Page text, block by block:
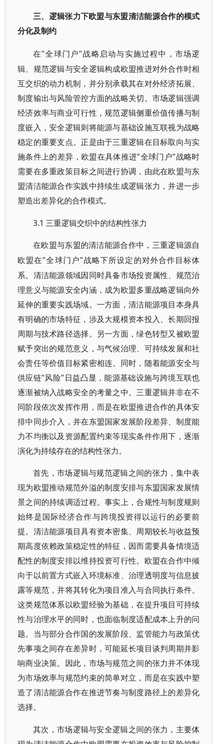
三、逻辑张力下欧盟与东盟清洁能源合作的模式
分化及制约
在"全球门户"战略启动与实施过程中，市场逻
辑、规范逻辑与安全逻辑构成欧盟推进对外合作时相
互交织的动力机制，并分别承载其在对外经济拓展、
制度输出与风险管控方面的战略关切。市场逻辑强调
经济效率与商业可行性，规范逻辑侧重价值传播与制
度嵌入，安全逻辑则将能源与基础设施互联视为战略
稳定的重要支点。正是由于三重逻辑在目标取向与实
施条件上的差异，欧盟在具体推进"全球门户"战略时
需要在多重政策目标之间进行协调，由此在欧盟与东
盟清洁能源合作实践中持续生成逻辑张力，并进一步
塑造出差异化的合作模式。
3.1 三重逻辑交织中的结构性张力
在欧盟与东盟的清洁能源合作中，三重逻辑源自
欧盟在"全球门户"战略下所设定的对外合作目标体
系。清洁能源领域因同时具备市场投资属性、规范治
理意义与能源安全内涵，成为欧盟多重战略逻辑向外
延伸的重要实践场域。一方面，清洁能源项目本身具
有明确的市场特征，涉及大规模资本投入、长期回报
周期与技术路径选择。另一方面，绿色转型又被欧盟
赋予突出的规范意义，与气候治理、可持续发展和社
会责任等价值目标紧密相连。同时，随着能源安全与
供应链"风险"日益凸显，能源基础设施与跨境互联也
逐渐被纳入战略安全的考量之中。三重逻辑并非在不
同阶段依次发挥作用，而是在欧盟推进合作的具体安
排中同步介入，并在东盟国家发展阶段差异、制度能
力不均衡以及资源配置约束等现实条件作用下，逐渐
演化为持续存在的结构性张力。
首先，市场逻辑与规范逻辑之间的张力，集中表
现为欧盟推动规范外溢的制度安排与东盟国家发展情
景之间的持续调适过程。事实上，合规性与制度规则
始终是国际经济合作与跨境投资得以运行的必要前
提。清洁能源项目具有资本密集、周期较长与收益预
期高度依赖政策稳定性的特征，因而需要具备情境适
配性的制度安排以维持投资可行性。欧盟在合作中倾
向于以前置方式嵌入环境标准、治理透明度与信息披
露等规范，并将其转化为项目准入与合同执行条件。
这类规范体系以欧盟经验为基础，在提升项目可持续
性与治理水平的同时，也面临制度适配成本上升的问
题。当与部分合作国的发展阶段、监管能力与政策优
先事项之间存在差异时，可能延长项目谈判周期并影
响商业决策。因此，市场与规范之间的张力并不体现
为市场效率与规范约束的简单对立，而是在实践中塑
造了清洁能源合作在推进节奏与制度路径上的差异化
选择。
其次，市场逻辑与安全逻辑之间的张力，主要体